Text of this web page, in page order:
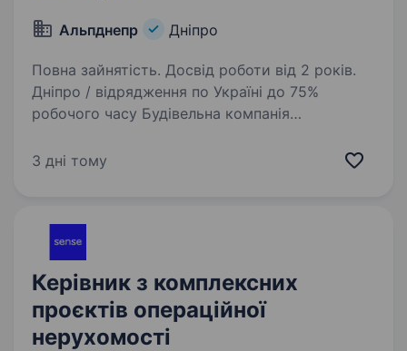
Альпднепр Дніпро
Повна зайнятість. Досвід роботи від 2 років.
Дніпро / відрядження по Україні до 75%
робочого часу Будівельна компанія
будівельна компанія, що виконує
3 дні тому
Керівник з комплексних
проєктів операційної
нерухомості